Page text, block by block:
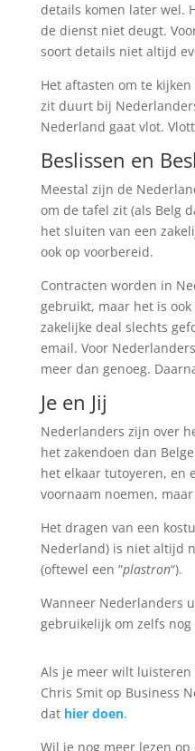
details komen later wel.
de dienst niet deugt.
soort details niet altijd
Het aftasten om te
zit duurt bij
Nederland gaat vlot.
Beslissen en
Meestal zijn de
om de tafel zit (als Belg
het sluiten van een
ook op voorbereid.
Contracten worden in
gebruikt, maar het is
zakelijke deal slechts
email. Voor
meer dan genoeg.
Je en Jij
Nederlanders zijn over
het zakendoen dan
het elkaar tutoyeren, en
voornaam noemen,
Het dragen van een
Nederland) is niet altijd
(oftewel een “plastron“).
Wanneer Nederlanders
gebruikelijk om zelfs
Als je meer wilt
Chris Smit op Business
dat hier doen.
Wil je nog meer lezen